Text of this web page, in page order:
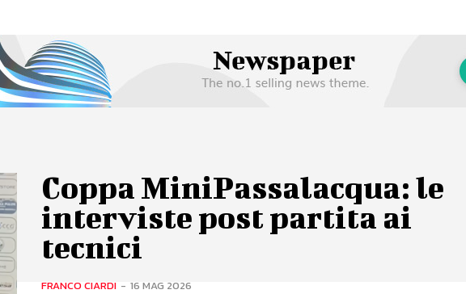
Coppa MiniPassalacqua: le
interviste post partita ai
tecnici
FRANCO CIARDI - 16 MAG 2026